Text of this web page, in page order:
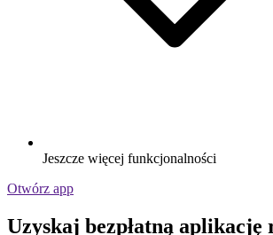
Jeszcze więcej funkcjonalności
Otwórz app
Uzyskaj bezpłatną aplikację